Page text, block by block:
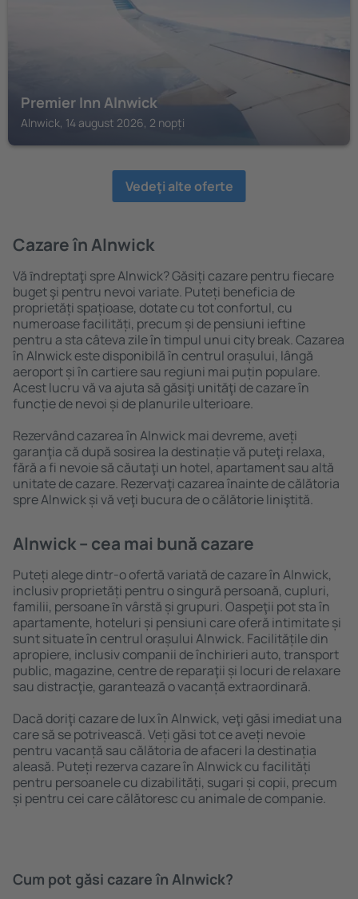
Premier Inn Alnwick
Alnwick, 14 august 2026, 2 nopți
Vedeţi alte oferte
Cazare în Alnwick
Vă ȋndreptaţi spre Alnwick? Găsiți cazare pentru fiecare
buget şi pentru nevoi variate. Puteți beneficia de
proprietăți spațioase, dotate cu tot confortul, cu
numeroase facilități, precum și de pensiuni ieftine
pentru a sta câteva zile în timpul unui city break. Cazarea
în Alnwick este disponibilă în centrul orașului, lângă
aeroport și în cartiere sau regiuni mai puțin populare.
Acest lucru vă va ajuta să găsiţi unităţi de cazare în
funcție de nevoi și de planurile ulterioare.
Rezervând cazarea în Alnwick mai devreme, aveți
garanţia că după sosirea la destinație vă puteţi relaxa,
fără a fi nevoie să căutaţi un hotel, apartament sau altă
unitate de cazare. Rezervaţi cazarea înainte de călătoria
spre Alnwick și vă veţi bucura de o călătorie liniştită.
Alnwick – cea mai bună cazare
Puteți alege dintr-o ofertă variată de cazare în Alnwick,
inclusiv proprietăți pentru o singură persoană, cupluri,
familii, persoane ȋn vârstă și grupuri. Oaspeţii pot sta în
apartamente, hoteluri și pensiuni care oferă intimitate și
sunt situate în centrul orașului Alnwick. Facilitățile din
apropiere, inclusiv companii de închirieri auto, transport
public, magazine, centre de reparaţii și locuri de relaxare
sau distracţie, garantează o vacanță extraordinară.
Dacă doriţi cazare de lux în Alnwick, veţi găsi imediat una
care să se potrivească. Veți găsi tot ce aveți nevoie
pentru vacanță sau călătoria de afaceri la destinația
aleasă. Puteți rezerva cazare în Alnwick cu facilități
pentru persoanele cu dizabilități, sugari și copii, precum
și pentru cei care călătoresc cu animale de companie.
Cum pot găsi cazare în Alnwick?